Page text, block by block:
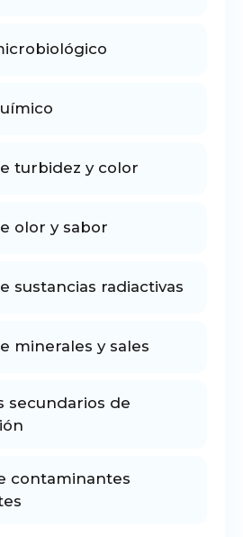
turbidez y color
olor y sabor
sustancias radiactivas
minerales y sales
secundarios de
contaminantes